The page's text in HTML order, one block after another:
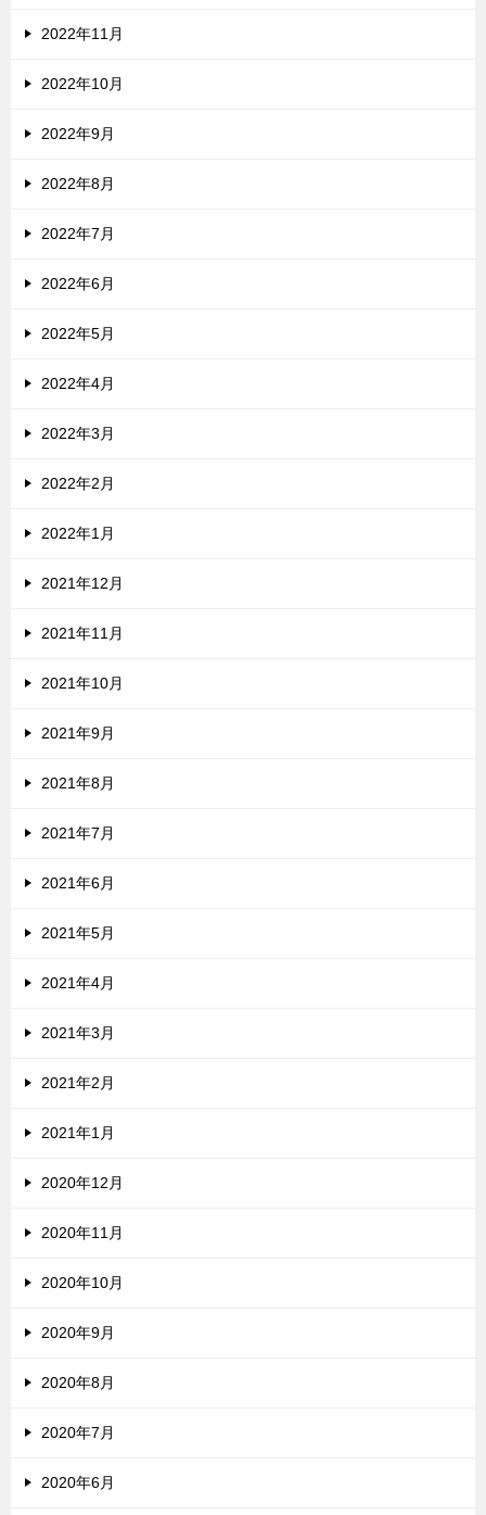
2022年11月
2022年10月
2022年9月
2022年8月
2022年7月
2022年6月
2022年5月
2022年4月
2022年3月
2022年2月
2022年1月
2021年12月
2021年11月
2021年10月
2021年9月
2021年8月
2021年7月
2021年6月
2021年5月
2021年4月
2021年3月
2021年2月
2021年1月
2020年12月
2020年11月
2020年10月
2020年9月
2020年8月
2020年7月
2020年6月